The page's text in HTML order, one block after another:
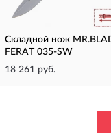
Складной нож
FERAT 035-SW
18 261 руб.